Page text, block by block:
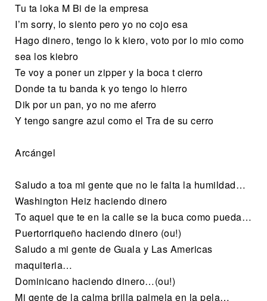
Tu ta loka M Bi de la empresa
I’m sorry, lo siento pero yo no cojo esa
Hago dinero, tengo lo k kiero, voto por lo mio como
sea los kiebro
Te voy a poner un zipper y la boca t cierro
Donde ta tu banda k yo tengo lo hierro
Dik por un pan, yo no me aferro
Y tengo sangre azul como el Tra de su cerro
Arcángel
Saludo a toa mi gente que no le falta la humildad…
Washington Heiz haciendo dinero
To aquel que te en la calle se la buca como pueda…
Puertorriqueño haciendo dinero (ou!)
Saludo a mi gente de Guala y Las Americas
maquiteria…
Dominicano haciendo dinero…(ou!)
Mi gente de la calma brilla palmela en la pela…